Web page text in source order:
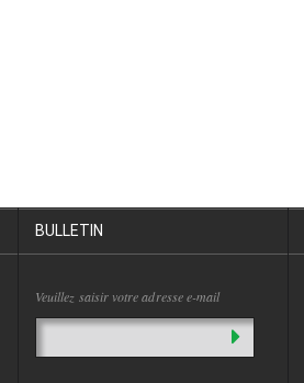
BULLETIN
Veuillez saisir votre adresse e-mail